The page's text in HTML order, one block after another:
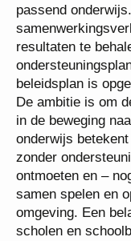
passend
het
resultaten te
beleidsplan is
De ambitie is om
zetten in de
Inclusiever
kinderen met en
elkaar vaker
samen leren,
dezelfde,
uitgangspunt is